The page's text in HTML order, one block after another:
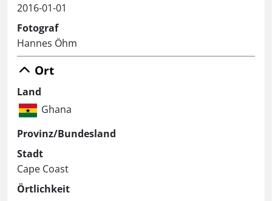
2016-01-01
Fotograf
Hannes Öhm
Ort
Land
Ghana
Provinz/Bundesland
Stadt
Cape Coast
Örtlichkeit